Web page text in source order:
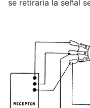
se retiraría la señal